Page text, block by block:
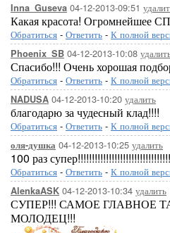
Inna_Guseva 04-12-2013-09:51
Какая красота! Огромнейшее
Обратиться - Ответить - К полной
Phoenix_SB 04-12-2013-10:08
Спасибо!!! Очень хорошая
Обратиться - Ответить - К полной
NADUSA 04-12-2013-10:20 удалить
благодарю за чудесный клад!!!!
Обратиться - Ответить - К полной
оля-душка 04-12-2013-10:25 удалить
100 раз
Обратиться - Ответить - К полной
AlenkaASK 04-12-2013-10:34 удалить
СУПЕР!!! САМОЕ ГЛАВНОЕ
МОЛОДЕЦ!!!